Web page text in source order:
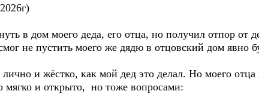
в дом моего деда, его отца, но получил отпор от
не пустить моего же дядю в отцовский дом явно
и жёстко, как мой дед это делал. Но моего отца
мягко и открыто, но тоже вопросами: